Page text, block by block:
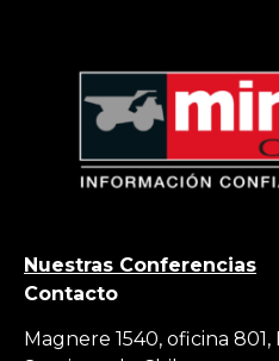
Nuestras Conferencias
Contacto
Magnere 1540, oficina